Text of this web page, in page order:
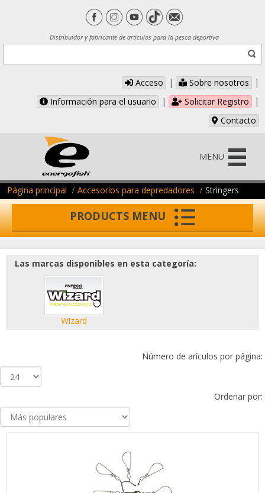
Distribuidor y fabricante de artículos para la pesca deportiva
Acceso | Sobre nosotros
|
Información para el usuario
| Solicitar Registro
|
Contacto
MENU
Página principal Accesorios para depredadores Stringers
PRODUCTS MENU
Las marcas disponibles en esta categoría:
Wizard
Número de arículos por página:
Ordenar por: